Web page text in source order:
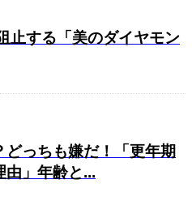
止する「美のダイヤモン
どっちも嫌だ！「更年期
由」年齢と...